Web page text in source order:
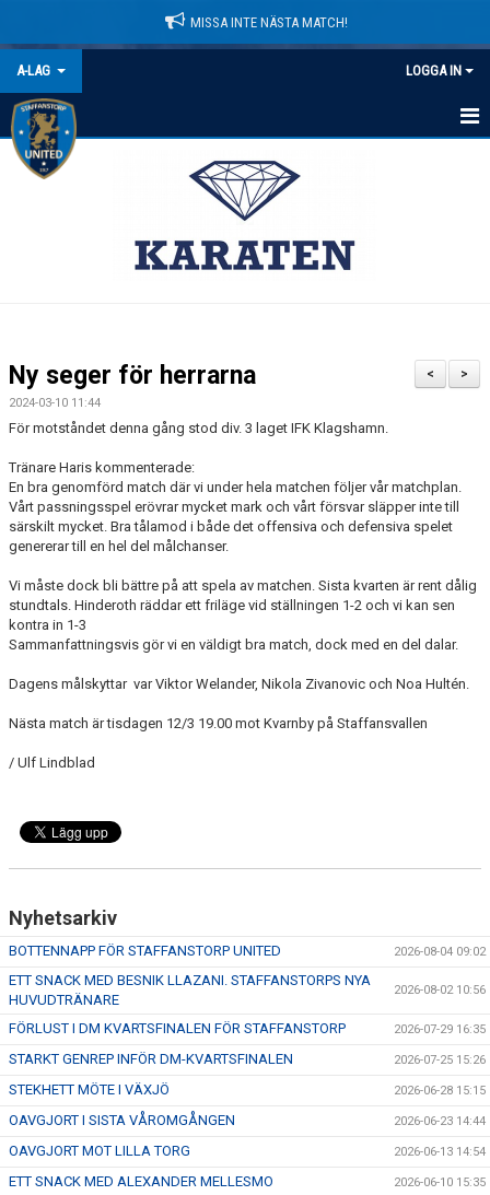
MISSA INTE NÄSTA MATCH!
A-LAG LOGGA IN
HEM
BILDGALLERI
KONTAKT
MEDLEMSTIPS
EM / VM TIPS
>
<
Ny seger för herrarna
2024-03-10 11:44
För motståndet denna gång stod div. 3 laget IFK Klagshamn.
Tränare Haris kommenterade:
En bra genomförd match där vi under hela matchen följer vår matchplan.
Vårt passningsspel erövrar mycket mark och vårt försvar släpper inte till
särskilt mycket. Bra tålamod i både det offensiva och defensiva spelet
genererar till en hel del målchanser.
Vi måste dock bli bättre på att spela av matchen. Sista kvarten är rent dålig
stundtals. Hinderoth räddar ett friläge vid ställningen 1-2 och vi kan sen
kontra in 1-3
Sammanfattningsvis gör vi en väldigt bra match, dock med en del dalar.
Dagens målskyttar var Viktor Welander, Nikola Zivanovic och Noa Hultén.
Nästa match är tisdagen 12/3 19.00 mot Kvarnby på Staffansvallen
/ Ulf Lindblad
Nyhetsarkiv
BOTTENNAPP FÖR STAFFANSTORP UNITED 2026-08-04 09:02
ETT SNACK MED BESNIK LLAZANI. STAFFANSTORPS NYA
HUVUDTRÄNARE
2026-08-02 10:56
FÖRLUST I DM KVARTSFINALEN FÖR STAFFANSTORP 2026-07-29 16:35
STARKT GENREP INFÖR DM-KVARTSFINALEN 2026-07-25 15:26
STEKHETT MÖTE I VÄXJÖ 2026-06-28 15:15
OAVGJORT I SISTA VÅROMGÅNGEN 2026-06-23 14:44
OAVGJORT MOT LILLA TORG 2026-06-13 14:54
ETT SNACK MED ALEXANDER MELLESMO 2026-06-10 15:35